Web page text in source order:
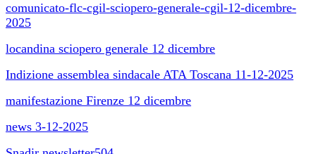
comunicato-flc-cgil-sciopero-generale-cgil-12-dicembre-
2025
locandina sciopero generale 12 dicembre
Indizione assemblea sindacale ATA Toscana 11-12-2025
manifestazione Firenze 12 dicembre
news 3-12-2025